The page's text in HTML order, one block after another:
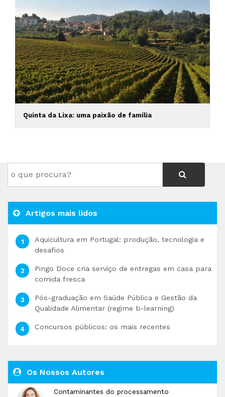
Quinta da Lixa: uma paixão de família
Artigos mais lidos
Aquicultura em Portugal: produção, tecnologia e
desafios
Pingo Doce cria serviço de entregas em casa para
comida fresca
Pós-graduação em Saúde Pública e Gestão da
Qualidade Alimentar (regime b-learning)
Concursos públicos: os mais recentes
Os Nossos Autores
Contaminantes do processamento